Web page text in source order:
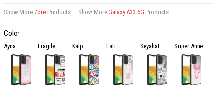
Show More Zore Products Show More Galaxy A33 5G Products
Color
Ayna Fragile Kalp Pati Seyahat Süper Anne